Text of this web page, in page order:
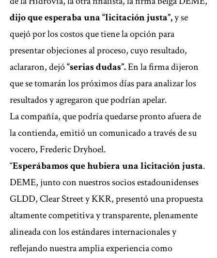
dijo que esperaba una “licitación justa”,y se
quejó por los costos que tiene la opción para
presentar objeciones al proceso, cuyo resultado,
aclararon, dejó“serias dudas”.En la firma dijeron
que se tomarán los próximos días para analizar los
resultados y agregaron que podrían apelar.
La compañía, que podría quedarse pronto afuera de
la contienda, emitió un comunicado a través de su
vocero, Frederic Dryhoel.
“Esperábamos que hubiera una licitación justa.
DEME, junto con nuestros socios estadounidenses
GLDD, Clear Street y KKR, presentó una propuesta
altamente competitiva y transparente, plenamente
alineada con los estándares internacionales y
reflejando nuestra amplia experiencia como